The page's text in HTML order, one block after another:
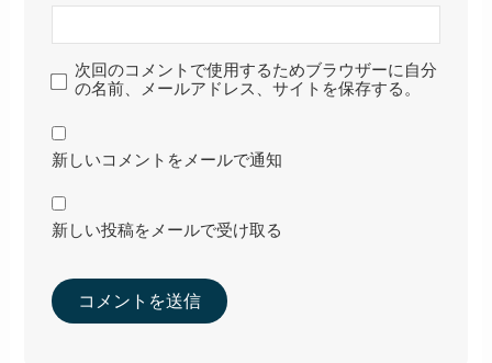
次回のコメントで使用するためブラウザーに自分
の名前、メールアドレス、サイトを保存する。
新しいコメントをメールで通知
新しい投稿をメールで受け取る